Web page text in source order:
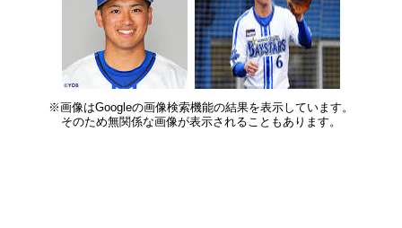
※画像はGoogleの画像検索機能の結果を表示しています。
そのため無関係な画像が表示されることもあります。